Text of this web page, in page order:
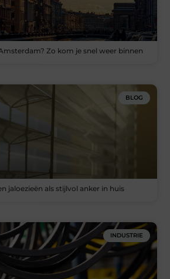
Zo kom je snel weer binnen
BLOG
jaloezieën als stijlvol anker in huis
INDUSTRIE